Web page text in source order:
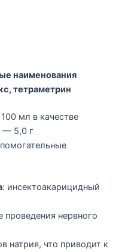
наименования
тетраметрин
мл в качестве
— 5,0 г
: инсектоакарицидный
проведения нервного
натрия, что приводит к